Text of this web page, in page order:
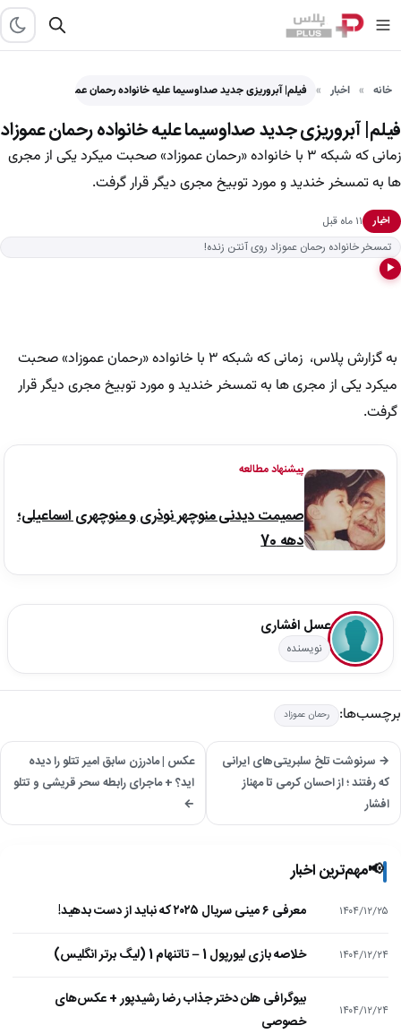
خانه اخبار فیلم| آبروریزی جدید صداوسیما علیه خانواده رحمان عموزاد
فیلم| آبروریزی جدید صداوسیما علیه خانواده رحمان عموزاد
زمانی که شبکه ۳ با خانواده «رحمان عموزاد» صحبت میکرد یکی از مجری
ها به تمسخر خندید و مورد توبیخ مجری دیگر قرار گرفت.
اخبار
۱۱ ماه قبل
تمسخر خانواده رحمان عموزاد روی آنتن زنده!
▶
به گزارش پلاس، زمانی که شبکه ۳ با خانواده «رحمان عموزاد» صحبت
میکرد یکی از مجری ها به تمسخر خندید و مورد توبیخ مجری دیگر قرار
گرفت.
پیشنهاد مطالعه
صمیمت دیدنی منوچهر نوذری و منوچهری اسماعیلی؛
دهه 70
عسل افشاری
نویسنده
برچسب‌ها: رحمان عموزاد
→ سرنوشت تلخ سلبریتی‌های ایرانی
که رفتند ؛ از احسان کرمی تا مهناز
افشار
عکس | مادرزن سابق امیر تتلو را دیده
اید؟ + ماجرای رابطه سحر قریشی و تتلو
←
📢مهم‌ترین اخبار
۱۴۰۴/۱۲/۲۵ معرفی ۶ مینی سریال ۲۰۲۵ که نباید از دست بدهید!
۱۴۰۴/۱۲/۲۴ خلاصه بازی لیورپول 1 – تاتنهام 1 (لیگ برتر انگلیس)
۱۴۰۴/۱۲/۲۴
بیوگرافی هلن دختر جذاب رضا رشیدپور + عکس‌های
خصوصی